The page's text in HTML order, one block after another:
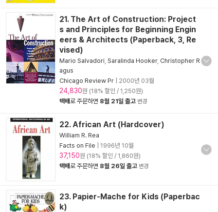
21. The Art of Construction: Project
s and Principles for Beginning Engin
eers & Architects (Paperback, 3, Re
vised)
Mario Salvadori Saralinda Hooker, Christopher R
agus
Chicago Review Pr
2000년 03월
24,830원 (18% 할인 / 1,250원)
택배로 주문하면 8월 21일 출고 변경
22. African Art (Hardcover)
William R. Rea
Facts on File
1996년 10월
37,150원 (18% 할인 / 1,860원)
택배로 주문하면 8월 26일 출고 변경
23. Papier-Mache for Kids (Paperbac
k)